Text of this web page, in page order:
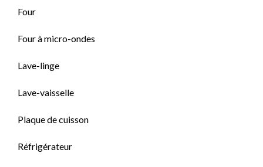
Four
Four à micro-ondes
Lave-linge
Lave-vaisselle
Plaque de cuisson
Réfrigérateur